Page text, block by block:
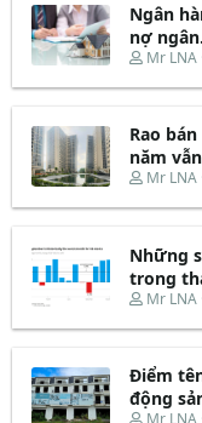
Ngân
nợ
T
r
a
d
s
a
t
r
Mr LNA
Rao
năm
T
r
a
d
s
a
t
e
r
Mr LNA
Những
trong
T
r
a
d
s
Mr LNA
Điểm
động
T